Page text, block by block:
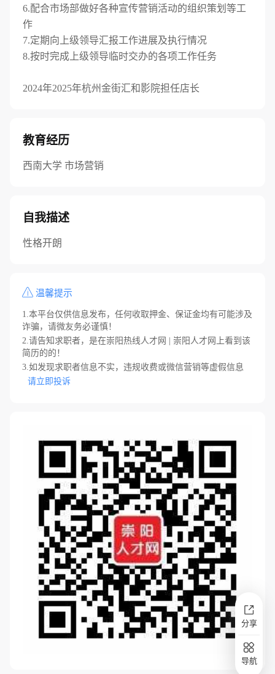
6.配合市场部做好各种宣传营销活动的组织策划等工
作
7.定期向上级领导汇报工作进展及执行情况
8.按时完成上级领导临时交办的各项工作任务
2024年2025年杭州金街汇和影院担任店长
教育经历
西南大学 市场营销
自我描述
性格开朗
温馨提示
1.本平台仅供信息发布，任何收取押金、保证金均有可能涉及
诈骗，请微友务必谨慎！
2.请告知求职者，是在崇阳热线人才网 | 崇阳人才网上看到该
简历的的！
3.如发现求职者信息不实，违规收费或微信营销等虚假信息
请立即投诉
分享
导航